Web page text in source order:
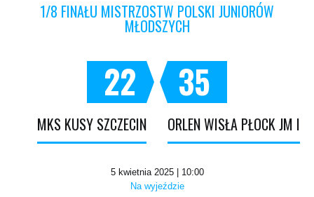
1/8 FINAŁU MISTRZOSTW POLSKI JUNIORÓW
MŁODSZYCH
22
MKS KUSY SZCZECIN
35
ORLEN WISŁA PŁOCK JM I
5 kwietnia 2025 | 10:00
Na wyjeździe